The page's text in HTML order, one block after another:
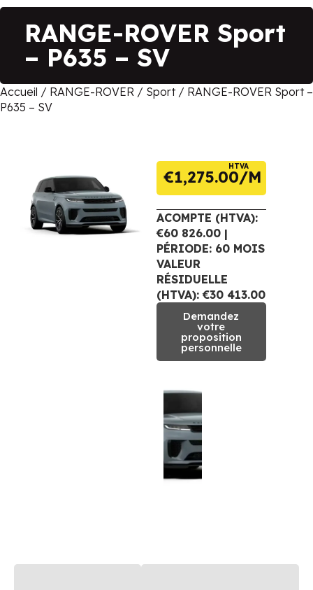
RANGE-ROVER Sport
– P635 – SV
Accueil / RANGE-ROVER / Sport/ RANGE-ROVER Sport –
P635 – SV
€1,275.00
HTVA
ACOMPTE (HTVA):
€60 826.00 |
PÉRIODE: 60 MOIS
VALEUR
RÉSIDUELLE
(HTVA): €30 413.00
Demandez
votre
proposition
personnelle